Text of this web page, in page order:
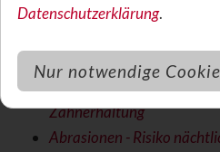
Zähneknirschen sollte
Zahnfleischbluten
Wurzelbehandlung/
Zahnerhaltung
Abrasionen - Risiko
Datenschutzerklärung.
Nur notwendige